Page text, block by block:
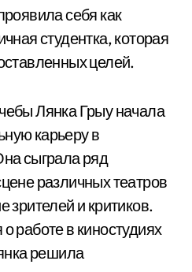
себя как
студентка, которая
целей.
Лянка Грыу начала
карьеру в
сыграла ряд
различных театров
зрителей и критиков.
работе в киностудиях
решила